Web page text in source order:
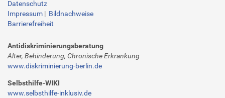
Datenschutz
Impressum | Bildnachweise
Barrierefreiheit
Antidiskriminierungsberatung
Alter, Behinderung, Chronische Erkrankung
www.diskriminierung-berlin.de
Selbsthilfe-WIKI
www.selbsthilfe-inklusiv.de